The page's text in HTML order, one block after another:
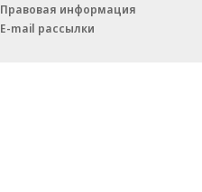
Правовая информация
E-mail рассылки